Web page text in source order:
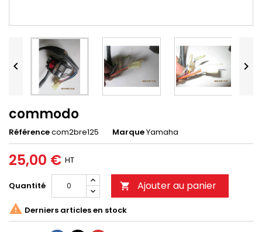
 
commodo
Référencecom2bre125 MarqueYamaha
25,00 € HT
Quantité  Ajouter au panier
 Derniers articles en stock